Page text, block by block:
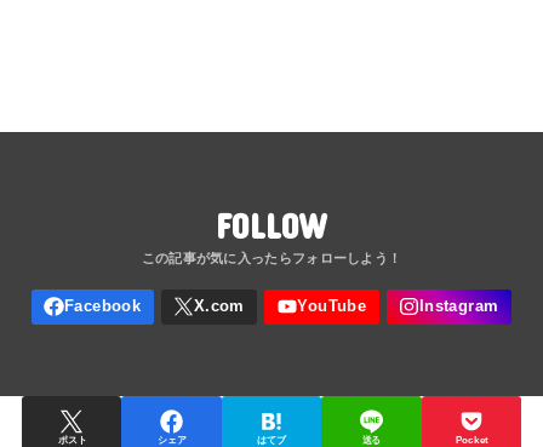
FOLLOW
ポスト シェア はてブ 送る Pocket